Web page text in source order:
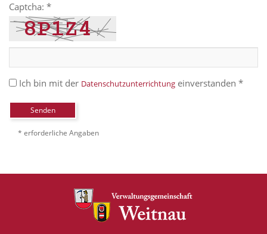
Captcha: *
Ich bin mit der Datenschutzunterrichtung einverstanden *
Senden
* erforderliche Angaben